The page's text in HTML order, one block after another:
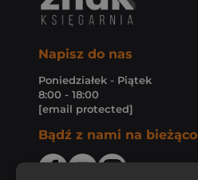
Napisz do nas
Poniedziałek - Piątek
8:00 - 18:00
[email protected]
Bądź z nami na bieżąco